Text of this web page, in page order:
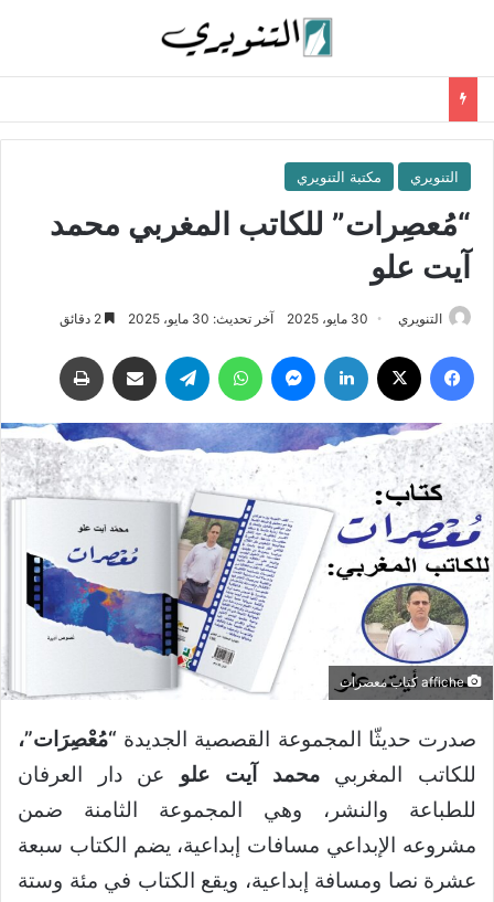
التنويري مكتبة التنويري
“مُعصِرات” للكاتب المغربي محمد
آيت علو
التنويري 30 مايو، 2025 آخر تحديث: 30 مايو، 2025
فيسبوك لينكدإن ماسنجر واتساب تيلقرام مشاركة عبر البريد
affiche كتاب معصرات
صدرت حديثّا المجموعة القصصية الجديدة “مُعْصِرَات”،
للكاتب المغربيمحمد آيت علو عن دار العرفان
للطباعة والنشر، وهي المجموعة الثامنة ضمن
مشروعه الإبداعي مسافات إبداعية، يضم الكتاب سبعة
عشرة نصا ومسافة إبداعية، ويقع الكتاب في مئة وستة